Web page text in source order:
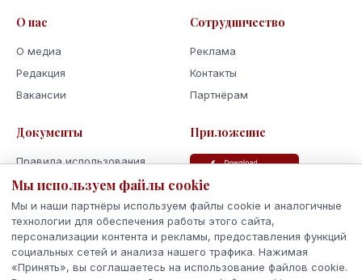
О нас
О медиа
Редакция
Вакансии
Сотрудничество
Реклама
Контакты
Партнёрам
Документы
Правила использования
Политика
Использование cookie
Кодекс поведения и этики
Приложение
Мы используем файлы cookie
Мы и наши партнёры используем файлы cookie и аналогичные
технологии для обеспечения работы этого сайта,
персонализации контента и рекламы, предоставления функций
социальных сетей и анализа нашего трафика. Нажимая
«Принять», вы соглашаетесь на использование файлов cookie.